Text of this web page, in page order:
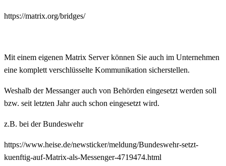
https://matrix.org/bridges/
Mit einem eigenen Matrix Server können Sie auch im Unternehmen
eine komplett verschlüsselte Kommunikation sicherstellen.
Weshalb der Messanger auch von Behörden eingesetzt werden soll
bzw. seit letzten Jahr auch schon eingesetzt wird.
z.B. bei der Bundeswehr
https://www.heise.de/newsticker/meldung/Bundeswehr-setzt-
kuenftig-auf-Matrix-als-Messenger-4719474.html